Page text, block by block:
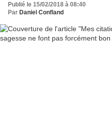
Publié le 15/02/2018 à 08:40
Par Daniel Confland